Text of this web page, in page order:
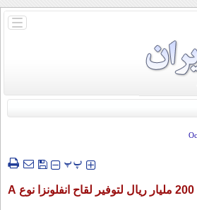
باز
‍‍‍ پپ